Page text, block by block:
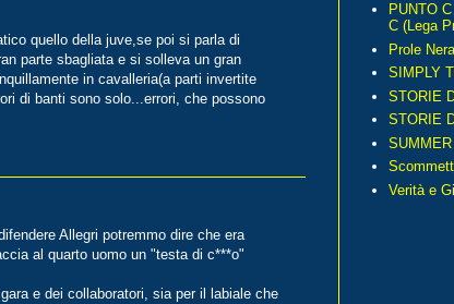
quello della juve,se poi si parla di
parte sbagliata e si solleva un gran
in cavalleria(a parti invertite
di banti sono solo...errori, che possono
Allegri potremmo dire che era
al quarto uomo un "testa di c***o"
e dei collaboratori, sia per il labiale che
PUNTO
C (Lega
Prole
SIMPLY
STORIE
STORIE
SUMMER
Verità e